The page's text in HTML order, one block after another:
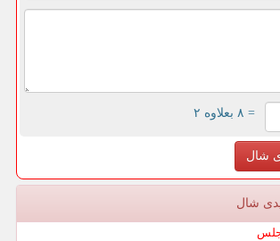
= ۸ بعلاوه ۲
شال
شال